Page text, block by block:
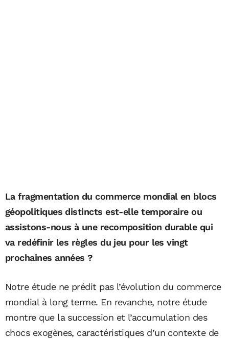
La fragmentation du commerce mondial en blocs
géopolitiques distincts est-elle temporaire ou
assistons-nous à une recomposition durable qui
va redéfinir les règles du jeu pour les vingt
prochaines années ?
Notre étude ne prédit pas l’évolution du commerce
mondial à long terme. En revanche, notre étude
montre que la succession et l’accumulation des
chocs exogènes, caractéristiques d’un contexte de